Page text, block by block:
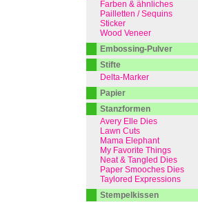
Farben & ähnliches
Pailletten / Sequins
Sticker
Wood Veneer
Embossing-Pulver
Stifte
Delta-Marker
Papier
Stanzformen
Avery Elle Dies
Lawn Cuts
Mama Elephant
My Favorite Things
Neat & Tangled Dies
Paper Smooches Dies
Taylored Expressions
Stempelkissen